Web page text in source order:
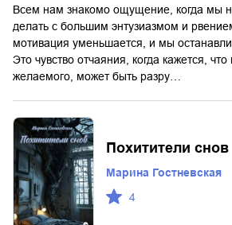
Всем нам знакомо ощущение, когда мы
делать с большим энтузиазмом и
мотивация уменьшается, и мы
Это чувство отчаяния, когда кажется,
желаемого, может быть разру…
Похитители снов
Марина Гостневская
4